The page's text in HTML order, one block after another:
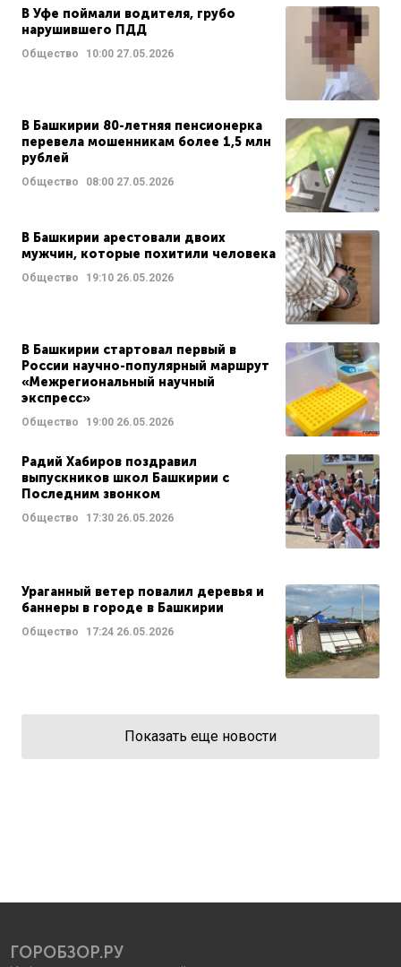
В Уфе поймали водителя, грубо
нарушившего ПДД
Общество 10:00 27.05.2026
В Башкирии 80-летняя пенсионерка
перевела мошенникам более 1,5 млн
рублей
Общество 08:00 27.05.2026
В Башкирии арестовали двоих
мужчин, которые похитили человека
Общество 19:10 26.05.2026
В Башкирии стартовал первый в
России научно-популярный маршрут
«Межрегиональный научный
экспресс»
Общество 19:00 26.05.2026
Радий Хабиров поздравил
выпускников школ Башкирии с
Последним звонком
Общество 17:30 26.05.2026
Ураганный ветер повалил деревья и
баннеры в городе в Башкирии
Общество 17:24 26.05.2026
Показать еще новости
ГОРОБЗОР.РУ